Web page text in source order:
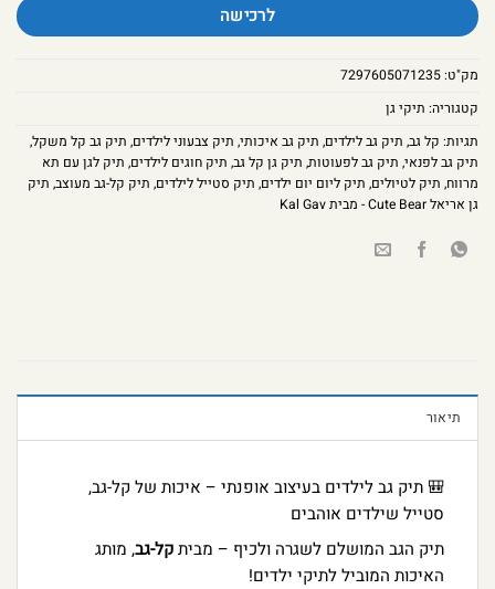
לרכישה
מק"ט:7297605071235
קטגוריה: תיקי גן
תגיות: קל גב, תיק גב לילדים, תיק גב איכותי, תיק צבעוני לילדים, תיק גב קל משקל,
תיק גב לפנאי, תיק גב לפעוטות, תיק גן קל גב, תיק חוגים לילדים, תיק לגן עם תא
מרווח, תיק לטיולים, תיק ליום יום ילדים, תיק סטייל לילדים, תיק קל-גב מעוצב, תיק
גן אריאל Cute Bear - מבית Kal Gav
תיאור
🎒 תיק גב לילדים בעיצוב אופנתי – איכות של קל-גב,
סטייל שילדים אוהבים
תיק הגב המושלם לשגרה ולכיף – מביתקל-גב, מותג
האיכות המוביל לתיקי ילדים!